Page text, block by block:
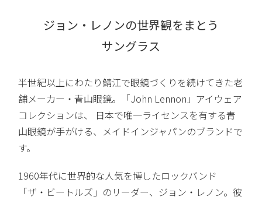
ジョン・レノンの世界観をまとう
サングラス
半世紀以上にわたり鯖江で眼鏡づくりを続けてきた老
舗メーカー・青山眼鏡。「John Lennon」アイウェア
コレクションは、 日本で唯一ライセンスを有する青
山眼鏡が手がける、メイドインジャパンのブランドで
す。
1960年代に世界的な人気を博したロックバンド
「ザ・ビートルズ」のリーダー、ジョン・レノン。彼